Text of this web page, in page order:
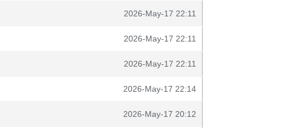
2026-May-17 22:11
2026-May-17 22:11
2026-May-17 22:11
2026-May-17 22:14
2026-May-17 20:12